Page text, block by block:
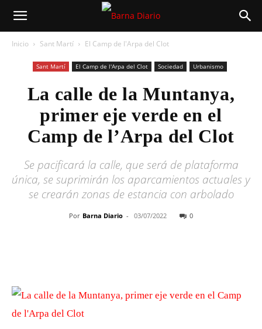
Inicio Sant Martí El Camp de l'Arpa del Clot
Sant Martí El Camp de l'Arpa del Clot Sociedad Urbanismo
La calle de la Muntanya,
primer eje verde en el
Camp de l’Arpa del Clot
Se pacificará la calle, que será de plataforma
única, se suprimirán los aparcamientos actuales y
se crearán zonas de estancia con arbolado
Por Barna Diario - 03/07/2022 0